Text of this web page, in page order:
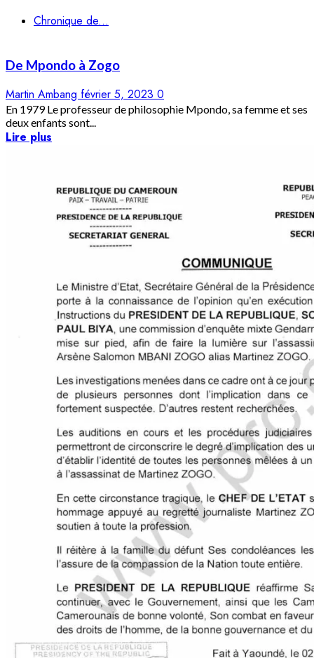
Chronique de...
De Mpondo à Zogo
Martin Ambang février 5, 2023 0
En 1979 Le professeur de philosophie Mpondo, sa femme et ses
deux enfants sont...
Lire plus